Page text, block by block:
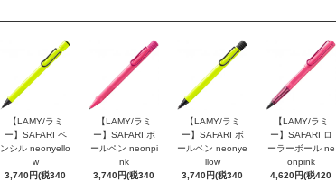
【LAMY/ラミ
ー】SAFARI ペ
ンシル neonyello
w
3,740円(税340
【LAMY/ラミ
ー】SAFARI ボ
ールペン neonpi
nk
3,740円(税340
【LAMY/ラミ
ー】SAFARI ボ
ールペン neonye
llow
3,740円(税340
【LAMY/ラミ
ー】SAFARI ロ
ーラーボール ne
onpink
4,620円(税420